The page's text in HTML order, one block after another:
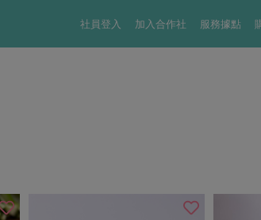
社員登入 加入合作社 服務據點